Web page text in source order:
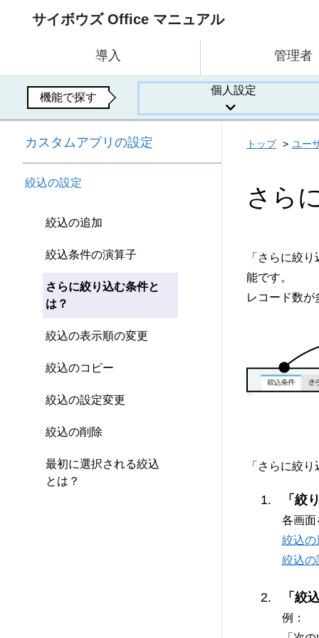
サイボウズ Office マニュアル
導入 管理者
機能で探す
個人設定
カスタムアプリの設定
絞込の設定
絞込の追加
絞込条件の演算子
さらに絞り込む条件と
は？
絞込の表示順の変更
絞込のコピー
絞込の設定変更
絞込の削除
最初に選択される絞込
とは？
トップ ユー
さら
「さらに絞
能です。
レコード数
「さらに絞
「絞
各画面
絞込の
絞込の
「絞
例：